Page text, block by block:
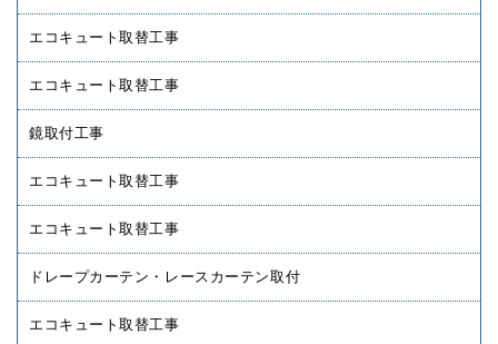
エコキュート取替工事
エコキュート取替工事
鏡取付工事
エコキュート取替工事
エコキュート取替工事
ドレープカーテン・レースカーテン取付
エコキュート取替工事